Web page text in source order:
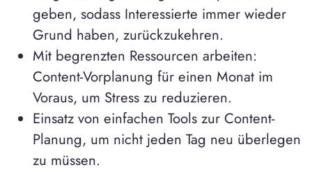
geben, sodass Interessierte immer wieder
Grund haben, zurückzukehren.
Mit begrenzten Ressourcen arbeiten:
Content-Vorplanung für einen Monat im
Voraus, um Stress zu reduzieren.
Einsatz von einfachen Tools zur Content-
Planung, um nicht jeden Tag neu überlegen
zu müssen.